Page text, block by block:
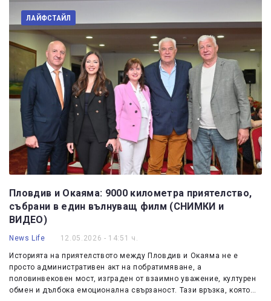
ЛАЙФСТАЙЛ
Пловдив и Окаяма: 9000 километра приятелство,
събрани в един вълнуващ филм (СНИМКИ и
ВИДЕО)
News Life 12.05.2026 - 14:51 ч.
Историята на приятелството между Пловдив и Окаяма не е
просто административен акт на побратимяване, а
половинвековен мост, изграден от взаимно уважение, културен
обмен и дълбока емоционална свързаност. Тази връзка, която…